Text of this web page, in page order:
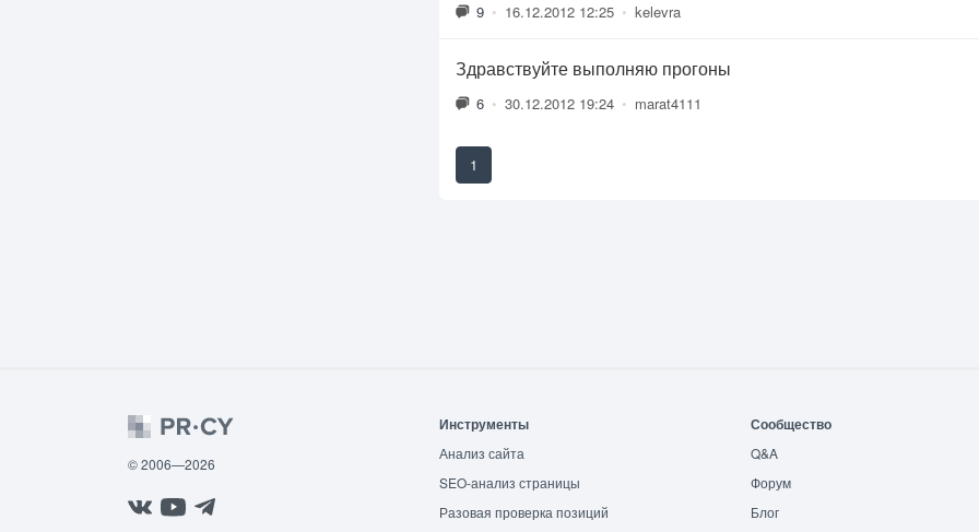
9 • 16.12.2012 12:25 • kelevra
Здравствуйте выполняю прогоны
6 • 30.12.2012 19:24 • marat4111
1
© 2006—2026
Инструменты
Анализ сайта
SEO-анализ страницы
Разовая проверка позиций
Сообщество
Q&A
Форум
Блог